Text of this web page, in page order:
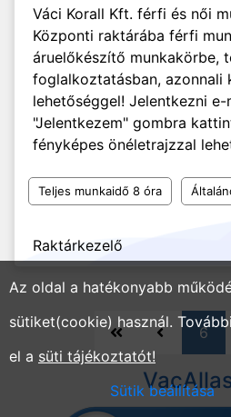
Váci Korall Kft. férfi és női
Központi raktárába férfi
áruelőkészítő munkakörbe,
foglalkoztatásban, azonnali
lehetőséggel! Jelentkezni e-
"Jelentkezem" gombra
fényképes önéletrajzzal
Teljes munkaidő 8 óra
Raktárkezelő
6
Az oldal a hatékonyabb
sütiket(cookie) használ.
el a süti tájékoztatót!
Sütik beállítása